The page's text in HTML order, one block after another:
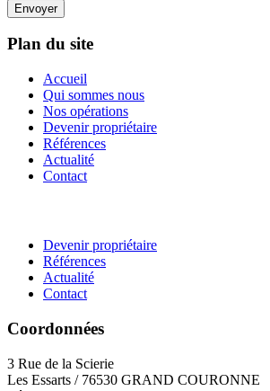
Envoyer
Plan du site
Accueil
Qui sommes nous
Nos opérations
Devenir propriétaire
Références
Actualité
Contact
Devenir propriétaire
Références
Actualité
Contact
Coordonnées
3 Rue de la Scierie
Les Essarts / 76530 GRAND COURONNE